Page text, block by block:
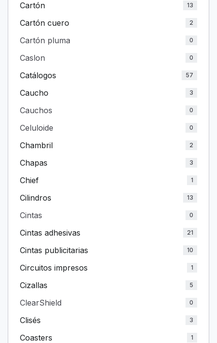
Cartón 13
Cartón cuero 2
Cartón pluma 0
Caslon 0
Catálogos 57
Caucho 3
Cauchos 0
Celuloide 0
Chambril 2
Chapas 3
Chief 1
Cilindros 13
Cintas 0
Cintas adhesivas 21
Cintas publicitarias 10
Circuitos impresos 1
Cizallas 5
ClearShield 0
Clisés 3
Coasters 1